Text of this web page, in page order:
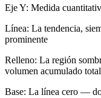
Eje Y: Medida
Línea: La tendencia,
prominente
Relleno: La región
volumen acumulado total
Base: La línea cero —